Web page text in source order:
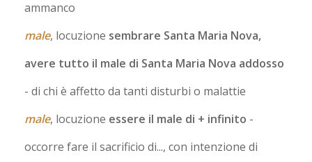
ammanco
male, locuzione sembrare Santa Maria Nova,
avere tutto il male di Santa Maria Nova addosso
- di chi è affetto da tanti disturbi o malattie
male, locuzione essere il male di + infinito -
occorre fare il sacrificio di..., con intenzione di